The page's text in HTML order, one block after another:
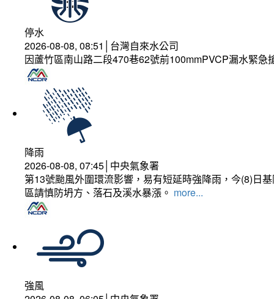
停水
2026-08-08, 08:51│台灣自來水公司
因蘆竹區南山路二段470巷62號前100mmPVCP漏水緊急
降雨
2026-08-08, 07:45│中央氣象署
第13號颱風外圍環流影響，易有短延時強降雨，今(8)日
區請慎防坍方、落石及溪水暴漲。 more...
強風